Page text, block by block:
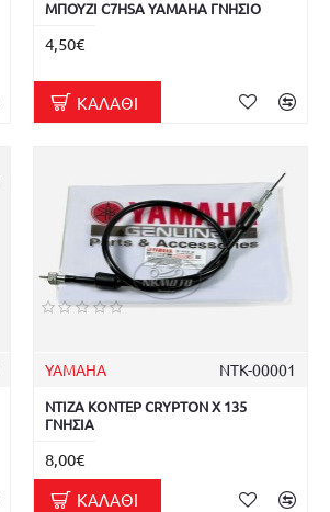
ΜΠΟΥΖΙ C7HSA YAMAHA ΓΝΗΣΙΟ
4,50€
ΚΑΛΆΘΙ
YAMAHA ΝΤΚ-00001
ΝΤΙΖΑ ΚΟΝΤΕΡ CRYPTON X 135
ΓΝΗΣΙΑ
8,00€
ΚΑΛΆΘΙ